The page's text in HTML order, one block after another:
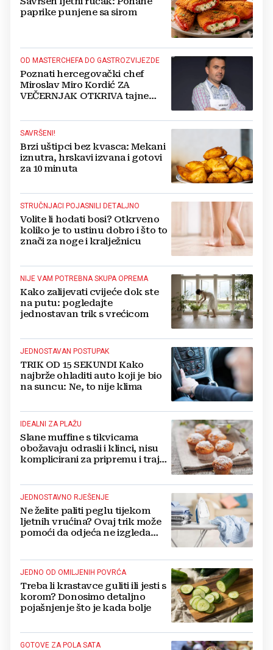
paprike punjene sa sirom
OD MASTERCHEFA DO GASTROZVIJEZDE
Poznati hercegovački chef
Miroslav Miro Kordić ZA
VEČERNJAK OTKRIVA tajne
kulinarstva, nepoznate detalje iz
djetinjstva, životne ciljeve...
SAVRŠENI!
Brzi uštipci bez kvasca: Mekani
iznutra, hrskavi izvana i gotovi
za 10 minuta
STRUČNJACI POJASNILI DETALJNO
Volite li hodati bosi? Otkrveno
koliko je to ustinu dobro i što to
znači za noge i kralježnicu
NIJE VAM POTREBNA SKUPA OPREMA
Kako zalijevati cvijeće dok ste
na putu: pogledajte
jednostavan trik s vrećicom
JEDNOSTAVAN POSTUPAK
TRIK OD 15 SEKUNDI Kako
najbrže ohladiti auto koji je bio
na suncu: Ne, to nije klima
IDEALNI ZA PLAŽU
Slane muffine s tikvicama
obožavaju odrasli i klinci, nisu
komplicirani za pripremu i traju
JEDNOSTAVNO RJEŠENJE
Ne želite paliti peglu tijekom
ljetnih vrućina? Ovaj trik može
pomoći da odjeća ne izgleda
JEDNO OD OMILJENIH POVRĆA
Treba li krastavce guliti ili jesti s
korom? Donosimo detaljno
pojašnjenje što je kada bolje
GOTOVE ZA POLA SATA